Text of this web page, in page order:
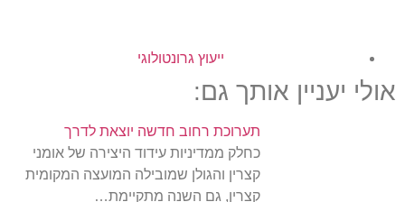
ייעוץ גרונטולוגי
אולי יעניין אותך גם:
תערוכת רחוב חדשה יוצאת לדרך
כחלק ממדיניות עידוד היצירה של אומני
קצרין והגולן שמובילה המועצה המקומית
קצרין, גם השנה מתקיימת…